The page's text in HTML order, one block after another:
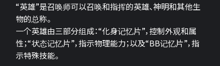
“英雄”是召唤师可以召唤和指挥的英雄、神明和其他生
物的总称。
一个英雄由三部分组成：“化身记忆片”，控制外观和属
性；“状态记忆片”，指示物理能力；以及“BB记忆片”，指
示特殊技能。